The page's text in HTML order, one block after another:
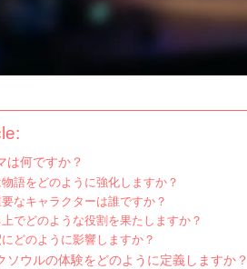
は何ですか？
語をどのように強化しますか？
なキャラクターは誰ですか？
でどのような役割を果たしますか？
どのように影響しますか？
ウルの体験をどのように定義しますか？